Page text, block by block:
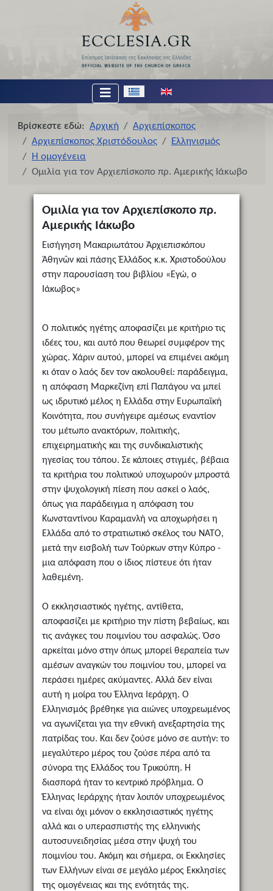
Επιλέξτε τη γλώσσα σας
Βρίσκεστε εδώ: Αρχική
Αρχιεπίσκοπος
Αρχιεπίσκοπος Χριστόδουλος
Ελληνισμός
Η ομογένεια
Ομιλία για τον Αρχιεπίσκοπο πρ. Αμερικής Ιάκωβο
Ομιλία για τον Αρχιεπίσκοπο πρ.
Αμερικής Ιάκωβο
Εισήγηση Μακαριωτάτου Ἀρχιεπισκόπου
Ἀθηνῶν καί πάσης Ἑλλάδος κ.κ. Χριστοδούλου
στην παρουσίαση του βιβλίου «Εγώ, ο
Ιάκωβος»
Ο πολιτικός ηγέτης αποφασίζει με κριτήριο τις
ιδέες του, και αυτό που θεωρεί συμφέρον της
χώρας. Χάριν αυτού, μπορεί να επιμένει ακόμη
κι όταν ο λαός δεν τον ακολουθεί: παράδειγμα,
η απόφαση Μαρκεζίνη επί Παπάγου να μπεί
ως ιδρυτικό μέλος η Ελλάδα στην Ευρωπαϊκή
Κοινότητα, που συνήγειρε αμέσως εναντίον
του μέτωπο ανακτόρων, πολιτικής,
επιχειρηματικής και της συνδικαλιστικής
ηγεσίας του τόπου. Σε κάποιες στιγμές, βέβαια
τα κριτήρια του πολιτικού υποχωρούν μπροστά
στην ψυχολογική πίεση που ασκεί ο λαός,
όπως για παράδειγμα η απόφαση του
Κωνσταντίνου Καραμανλή να αποχωρήσει η
Ελλάδα από το στρατιωτικό σκέλος του ΝΑΤΟ,
μετά την εισβολή των Τούρκων στην Κύπρο -
μια απόφαση που ο ίδιος πίστευε ότι ήταν
λαθεμένη.
Ο εκκλησιαστικός ηγέτης, αντίθετα,
αποφασίζει με κριτήριο την πίστη βεβαίως, και
τις ανάγκες του ποιμνίου του ασφαλώς. Όσο
αρκείται μόνο στην όπως μπορεί θεραπεία των
αμέσων αναγκών του ποιμνίου του, μπορεί να
περάσει ημέρες ακύμαντες. Αλλά δεν είναι
αυτή η μοίρα του Έλληνα Ιεράρχη. Ο
Ελληνισμός βρέθηκε για αιώνες υποχρεωμένος
να αγωνίζεται για την εθνική ανεξαρτησία της
πατρίδας του. Και δεν ζούσε μόνο σε αυτήν: το
μεγαλύτερο μέρος του ζούσε πέρα από τα
σύνορα της Ελλάδος του Τρικούπη. Η
διασπορά ήταν το κεντρικό πρόβλημα. Ο
Έλληνας Ιεράρχης ήταν λοιπόν υποχρεωμένος
να είναι όχι μόνον ο εκκλησιαστικός ηγέτης
αλλά και ο υπερασπιστής της ελληνικής
αυτοσυνειδησίας μέσα στην ψυχή του
ποιμνίου του. Ακόμη και σήμερα, οι Εκκλησίες
των Ελλήνων είναι σε μεγάλο μέρος Εκκλησίες
της ομογένειας και της ενότητάς της.